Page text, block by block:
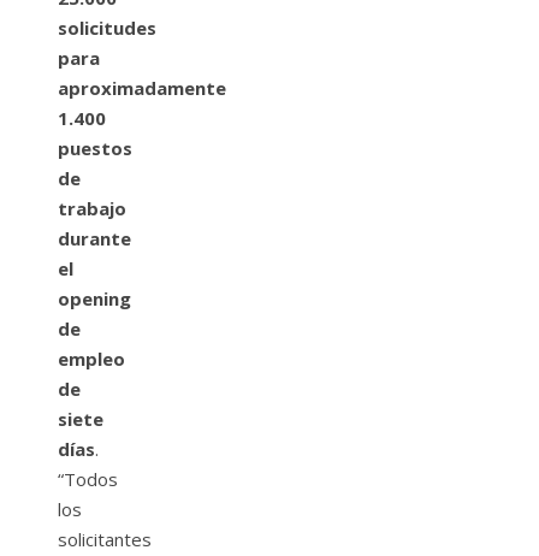
solicitudes
para
aproximadamente
1.400
puestos
de
trabajo
durante
el
opening
de
empleo
de
siete
días.
“Todos
los
solicitantes